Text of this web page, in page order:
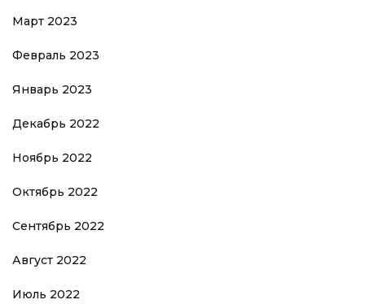
Март 2023
Февраль 2023
Январь 2023
Декабрь 2022
Ноябрь 2022
Октябрь 2022
Сентябрь 2022
Август 2022
Июль 2022